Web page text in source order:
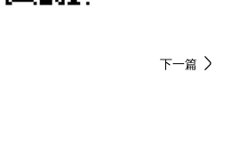
下一篇